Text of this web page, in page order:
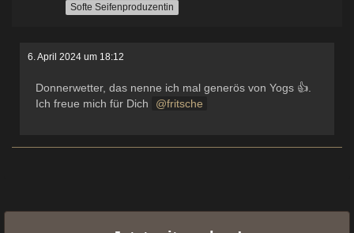
Softe Seifenproduzentin
6. April 2024 um 18:12
Donnerwetter, das nenne ich mal generös von Yogs 👍.
Ich freue mich für Dich
fritsche